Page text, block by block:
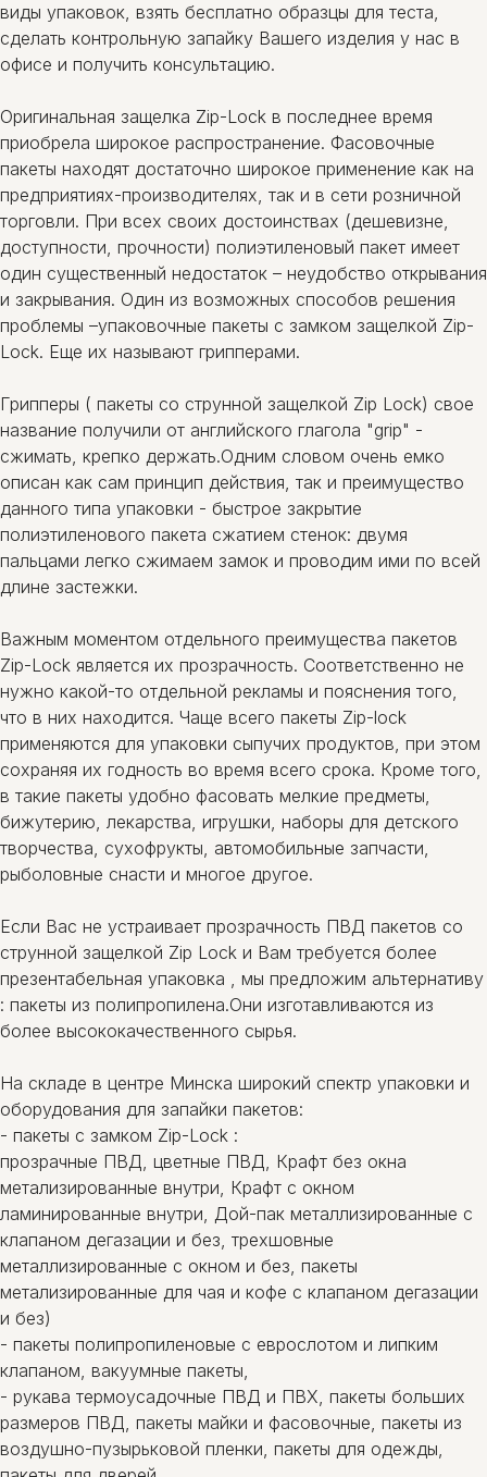
виды упаковок, взять бесплатно образцы для теста,
сделать контрольную запайку Вашего изделия у нас в
офисе и получить консультацию.
Оригинальная защелка Zip-Lock в последнее время
приобрела широкое распространение. Фасовочные
пакеты находят достаточно широкое применение как на
предприятиях-производителях, так и в сети розничной
торговли. При всех своих достоинствах (дешевизне,
доступности, прочности) полиэтиленовый пакет имеет
один существенный недостаток – неудобство открывания
и закрывания. Один из возможных способов решения
проблемы –упаковочные пакеты с замком защелкой Zip-
Lock. Еще их называют грипперами.
Грипперы ( пакеты со струнной защелкой Zip Lock) свое
название получили от английского глагола "grip" -
сжимать, крепко держать.Одним словом очень емко
описан как сам принцип действия, так и преимущество
данного типа упаковки - быстрое закрытие
полиэтиленового пакета сжатием стенок: двумя
пальцами легко сжимаем замок и проводим ими по всей
длине застежки.
Важным моментом отдельного преимущества пакетов
Zip-Lock является их прозрачность. Соответственно не
нужно какой-то отдельной рекламы и пояснения того,
что в них находится. Чаще всего пакеты Zip-lock
применяются для упаковки сыпучих продуктов, при этом
сохраняя их годность во время всего срока. Кроме того,
в такие пакеты удобно фасовать мелкие предметы,
бижутерию, лекарства, игрушки, наборы для детского
творчества, сухофрукты, автомобильные запчасти,
рыболовные снасти и многое другое.
Если Вас не устраивает прозрачность ПВД пакетов со
струнной защелкой Zip Lock и Вам требуется более
презентабельная упаковка , мы предложим альтернативу
: пакеты из полипропилена.Они изготавливаются из
более высококачественного сырья.
На складе в центре Минска широкий спектр упаковки и
оборудования для запайки пакетов:
- пакеты c замком Zip-Lock :
прозрачные ПВД, цветные ПВД, Крафт без окна
метализированные внутри, Крафт с окном
ламинированные внутри, Дой-пак металлизированные с
клапаном дегазации и без, трехшовные
металлизированные с окном и без, пакеты
метализированные для чая и кофе с клапаном дегазации
и без)
- пакеты полипропиленовые с еврослотом и липким
клапаном, вакуумные пакеты,
- рукава термоусадочные ПВД и ПВХ, пакеты больших
размеров ПВД, пакеты майки и фасовочные, пакеты из
воздушно-пузырьковой пленки, пакеты для одежды,